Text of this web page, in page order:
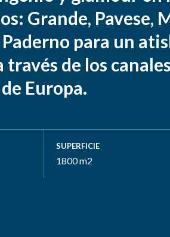
Grande, Pavese,
para un
través de los
Europa.
SUPERFICIE
1800 m2